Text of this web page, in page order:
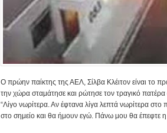
Ο πρώην παίκτης της ΑΕΛ, Σίλβα Κλέιτον είναι το
την χώρα σταμάτησε και ρώτησε τον τραγικό
“Λίγο νωρίτερα. Αν έφτανα λίγα λεπτά νωρίτερα
στο σημείο και θα ήμουν εγώ. Πάνω μου θα έπεφτε